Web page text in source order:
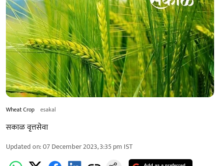
Wheat Crop esakal
सकाळ वृत्तसेवा
Updated on:07 December 2023, 3:35 pm IST